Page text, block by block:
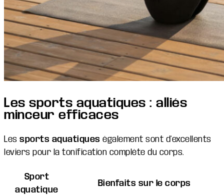
Les sports aquatiques : alliés
minceur efficaces
Les sports aquatiques également sont d’excellents
leviers pour la tonification complète du corps.
Sport
aquatique
Bienfaits sur le corps